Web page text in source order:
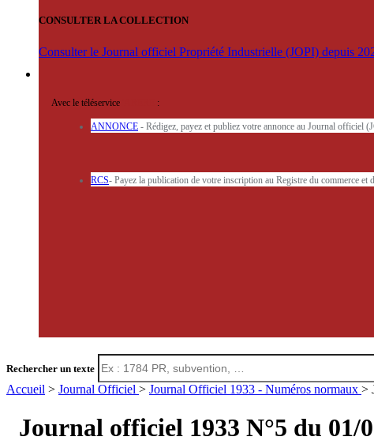
CONSULTER LA COLLECTION
Consulter le Journal officiel Propriété Industrielle (JOPI) depuis
Avec le téléservice :
ANNONCE - Rédigez, payez et publiez votre annonce au Journal officiel
RCS- Payez la publication de votre inscription au Registre du commerce et
Rechercher un texte
Accueil > Journal Officiel > Journal Officiel 1933 - Numéros normaux >
Journal officiel 1933 N°5 du 01/